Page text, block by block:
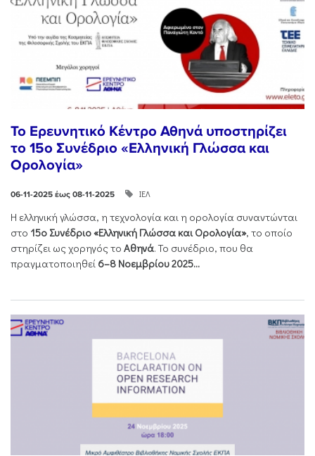
Το Ερευνητικό Κέντρο Αθηνά υποστηρίζει
το 15ο Συνέδριο «Ελληνική Γλώσσα και
Ορολογία»
06-11-2025 έως 08-11-2025 ΙΕΛ
Η ελληνική γλώσσα, η τεχνολογία και η ορολογία συναντώνται
στο 15ο Συνέδριο «Ελληνική Γλώσσα και Ορολογία», το οποίο
στηρίζει ως χορηγός το Αθηνά. Το συνέδριο, που θα
πραγματοποιηθεί 6–8 Νοεμβρίου 2025...